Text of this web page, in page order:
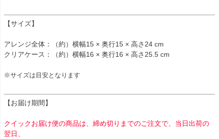
【サイズ】
アレンジ全体：（約）横幅15 × 奥行15 × 高さ24 cm
クリアケース：（約）横幅16 × 奥行16 × 高さ25.5 cm
※サイズは目安となります
【お届け期間】
クイックお届け便の商品は、締め切りまでのご注文で、当日出荷の
翌日、